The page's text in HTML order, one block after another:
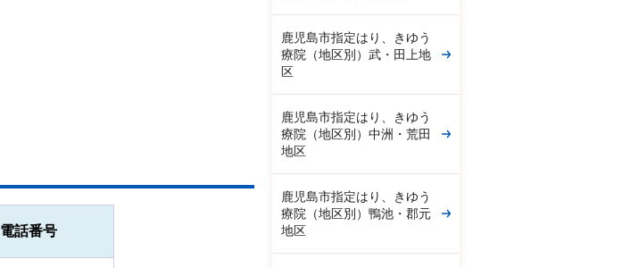
電話番号
鹿児島市指定はり、きゆう
療院（地区別）武・田上地
区
鹿児島市指定はり、きゆう
療院（地区別）中洲・荒田
地区
鹿児島市指定はり、きゆう
療院（地区別）鴨池・郡元
地区